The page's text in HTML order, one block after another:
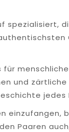
spezialisiert,
und
einzufangen,
Paaren